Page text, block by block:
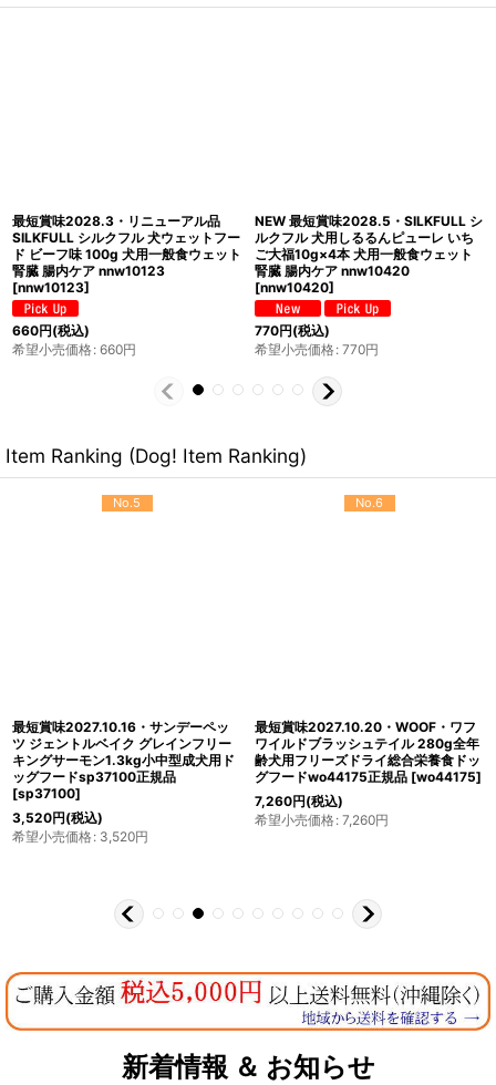
最短賞味2028.2・SILKFULL シルク
フル 犬ウェットフード タラ味 100g
犬用一般食ウェット 腎臓 腸内ケア
nnw10239 [nnw10239]
660円(税込)
希望小売価格
最短賞味2028.2・SILKFULL シルク
フル 犬ウェットフード タラ味
100g×12個セット 犬用一般食ウェッ
ト 腎臓 腸内ケア nnw10253
[nnw10253]
7,920円(税込)
希望小売価格: 7,920円
Item Ranking (Dog! Item Ranking)
No.5
最短賞味2027.10.16・サンデーペッ
ツ ジェントルベイク グレインフリー
キングサーモン1.3kg小中型成犬用ド
ッグフードsp37100正規品
[sp37100]
3,520円(税込)
希望小売価格: 3,520円
No.6
最短賞味2027.10.20・WOOF・ワフ
ワイルドブラッシュテイル 280g全年
齢犬用フリーズドライ総合栄養食ドッ
グフードwo44175正規品 [wo44175]
7,260円(税込)
希望小売価格: 7,260円
新着情報 ＆ お知らせ